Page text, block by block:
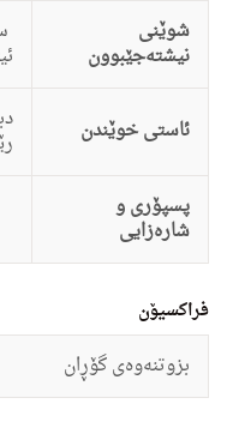
شوێنی
نیشتەجێبوون
ئاستى خوێندن
پسپۆری و
شارەزایی
فراکسیۆن
بزوتنه‌وه‌ى گۆڕان